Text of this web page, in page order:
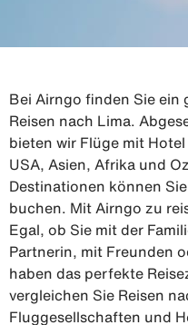
Bei Airngo finden Sie ein
Reisen nach Lima.
bieten wir Flüge mit
USA, Asien, Afrika und
Destinationen können
buchen. Mit Airngo zu
Egal, ob Sie mit der
Partnerin, mit Freunden
haben das perfekte
vergleichen Sie Reisen
Fluggesellschaften und